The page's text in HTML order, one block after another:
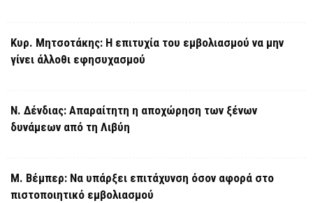
Κυρ. Μητσοτάκης: Η επιτυχία του εμβολιασμού να μην
γίνει άλλοθι εφησυχασμού
Ν. Δένδιας: Απαραίτητη η αποχώρηση των ξένων
δυνάμεων από τη Λιβύη
Μ. Βέμπερ: Να υπάρξει επιτάχυνση όσον αφορά στο
πιστοποιητικό εμβολιασμού